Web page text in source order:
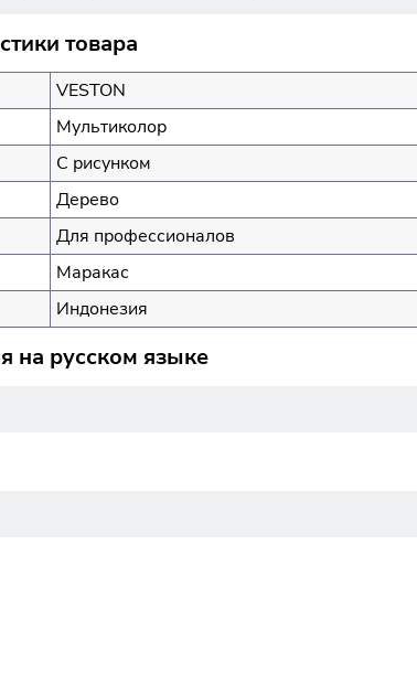
товара
VESTON
Мультиколор
С рисунком
Дерево
Для профессионалов
Маракас
Индонезия
на русском языке